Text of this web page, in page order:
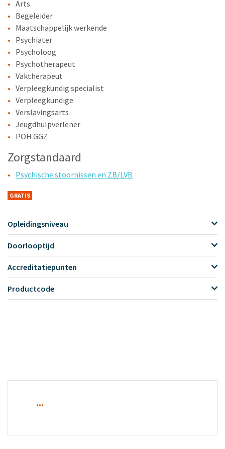
Arts
Begeleider
Maatschappelijk werkende
Psychiater
Psycholoog
Psychotherapeut
Vaktherapeut
Verpleegkundig specialist
Verpleegkundige
Verslavingsarts
Jeugdhulpverlener
POH GGZ
Zorgstandaard
Psychische stoornissen en ZB/LVB
GRATIS
Opleidingsniveau
Doorlooptijd
Accreditatiepunten
Productcode
...